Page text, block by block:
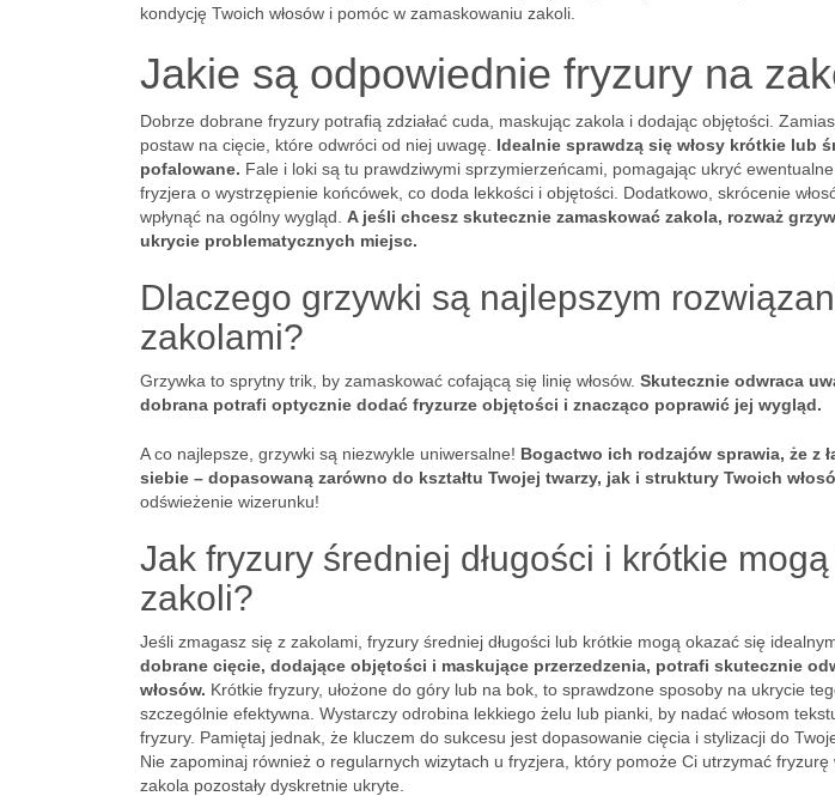
kondycję Twoich włosów i pomóc w zamaskowaniu zakoli.
Jakie są odpowiednie fryzury na
Dobrze dobrane fryzury potrafią zdziałać cuda, maskując zakola i dodając objętości.
postaw na cięcie, które odwróci od niej uwagę. Idealnie sprawdzą się włosy krótkie lub
pofalowane. Fale i loki są tu prawdziwymi sprzymierzeńcami, pomagając ukryć
fryzjera o wystrzępienie końcówek, co doda lekkości i objętości. Dodatkowo, skrócenie
wpłynąć na ogólny wygląd. A jeśli chcesz skutecznie zamaskować zakola, rozważ
ukrycie problematycznych miejsc.
Dlaczego grzywki są najlepszym
zakolami?
Grzywka to sprytny trik, by zamaskować cofającą się linię włosów. Skutecznie odwraca
dobrana potrafi optycznie dodać fryzurze objętości i znacząco poprawić jej wygląd.
A co najlepsze, grzywki są niezwykle uniwersalne! Bogactwo ich rodzajów sprawia, że z
siebie – dopasowaną zarówno do kształtu Twojej twarzy, jak i struktury Twoich
odświeżenie wizerunku!
Jak fryzury średniej długości i krótkie
zakoli?
Jeśli zmagasz się z zakolami, fryzury średniej długości lub krótkie mogą okazać się
dobrane cięcie, dodające objętości i maskujące przerzedzenia, potrafi skutecznie
włosów. Krótkie fryzury, ułożone do góry lub na bok, to sprawdzone sposoby na ukrycie
szczególnie efektywna. Wystarczy odrobina lekkiego żelu lub pianki, by nadać włosom
fryzury. Pamiętaj jednak, że kluczem do sukcesu jest dopasowanie cięcia i stylizacji do
Nie zapominaj również o regularnych wizytach u fryzjera, który pomoże Ci utrzymać
zakola pozostały dyskretnie ukryte.